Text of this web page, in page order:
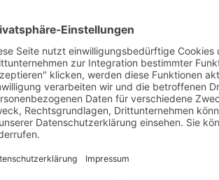
Beißvorfällen kommt es
Kontaktieren Sie uns und